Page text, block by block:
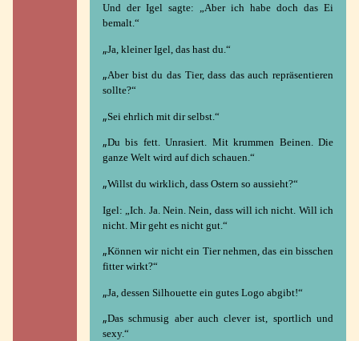
Und der Igel sagte: „Aber ich habe doch das Ei
bemalt.“
„Ja, kleiner Igel, das hast du.“
„Aber bist du das Tier, dass das auch repräsentieren
sollte?“
„Sei ehrlich mit dir selbst.“
„Du bis fett. Unrasiert. Mit krummen Beinen. Die
ganze Welt wird auf dich schauen.“
„Willst du wirklich, dass Ostern so aussieht?“
Igel: „Ich. Ja. Nein. Nein, dass will ich nicht. Will ich
nicht. Mir geht es nicht gut.“
„Können wir nicht ein Tier nehmen, das ein bisschen
fitter wirkt?“
„Ja, dessen Silhouette ein gutes Logo abgibt!“
„Das schmusig aber auch clever ist, sportlich und
sexy.“